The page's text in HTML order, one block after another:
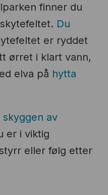
finner du
Du
er ryddet
ørret i klart vann,
elva på hytta
av
er i viktig
eller følg etter